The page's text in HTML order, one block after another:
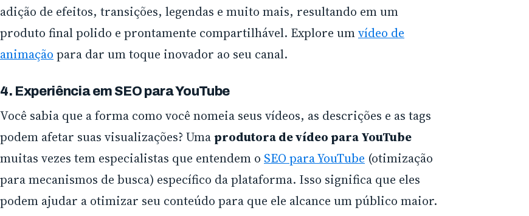
adição de efeitos, transições, legendas e muito mais, resultando em um
produto final polido e prontamente compartilhável. Explore umvídeo de
animação para dar um toque inovador ao seu canal.
4. Experiência em SEO para YouTube
Você sabia que a forma como você nomeia seus vídeos, as descrições e as tags
podem afetar suas visualizações? Uma produtora de vídeo para YouTube
muitas vezes tem especialistas que entendem o SEO para YouTube (otimização
para mecanismos de busca) específico da plataforma. Isso significa que eles
podem ajudar a otimizar seu conteúdo para que ele alcance um público maior.